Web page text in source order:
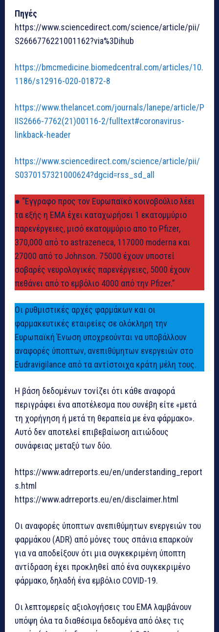
Πηγές
https://www.sciencedirect.com/science/article/pii/
S2666776221001162?via%3Dihub
https://bmcmedicine.biomedcentral.com/articles/10.
1186/s12916-020-01872-8
https://www.thelancet.com/journals/lanepe/article/P
IIS2666-7762(21)00116-2/fulltext#coronavirus-
linkback-header
https://www.sciencedirect.com/science/article/pii/
S0370157321000624?dgcid=rss_sd_all
● “Εγγραφο προς τον Ευρωπαϊκό κοινοβούλιο λέει
τα εξής η ΕΜΑ έχει καταχωρήσει 1 εκατομμύριο
παρενέργειες, μισό εκατομμύριο απο το Pfizer,
370,000 από το astrazeneca, 117000 moderna και
27000 από το Johnson. 75000 έχουν υποστεί
σοβαρές νευρολογικές παρενέργειες, 5000 έχουν
πεθάνει από το εμβόλιο 4000 από την Pfizer.”
Οι ρυθμιστικές αρχές φαρμάκων και οι
φαρμακευτικές εταιρείες σε ολόκληρη την
Ευρωπαϊκή Ένωση υποχρεούνται να υποβάλλουν
αναφορές ύποπτων, ανεπιθύμητων ενεργειών στο
Eudravigilance από τα αντίστοιχα κράτη μέλη τους.
Η βάση δεδομένων τονίζει ότι κάθε αναφορά
περιγράφει ένα αποτέλεσμα που συνέβη είτε «μετά
τη χορήγηση ή μετά τη θεραπεία με ένα φάρμακο».
Αυτό δεν αποτελεί επιβεβαίωση αιτιώδους
συνάφειας μεταξύ των δύο.
https://www.adrreports.eu/en/understanding_report
s.html
https://www.adrreports.eu/en/disclaimer.html
Οι αναφορές ύποπτων ανεπιθύμητων ενεργειών του
φαρμάκου (ADR) από μόνες τους σπάνια επαρκούν
για να αποδείξουν ότι μια συγκεκριμένη ύποπτη
αντίδραση έχει προκληθεί από ένα συγκεκριμένο
φάρμακο, δηλαδή ένα εμβόλιο COVID-19.
Οι λεπτομερείς αξιολογήσεις του EMA λαμβάνουν
υπόψη όλα τα διαθέσιμα δεδομένα από όλες τις